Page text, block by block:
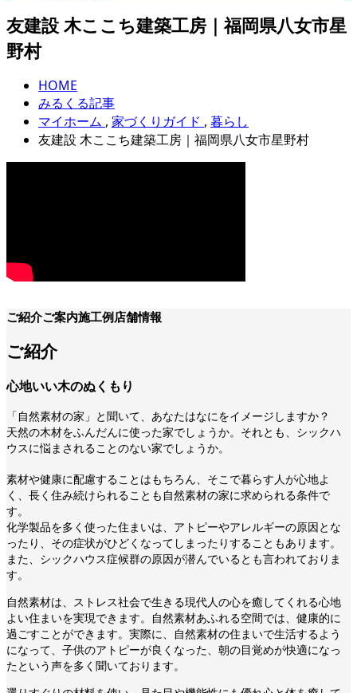
友建設 木ここち建築工房｜福岡県八女市星
野村
HOME
みるくる記事
マイホーム , 家づくりガイド , 暮らし
友建設 木ここち建築工房｜福岡県八女市星野村
ご紹介ご案内施工例店舗情報
ご紹介
心地いい木のぬくもり
「自然素材の家」と聞いて、あなたはなにをイメージしますか？
天然の木材をふんだんに使った家でしょうか。それとも、シックハ
ウスに悩まされることのない家でしょうか。
素材や健康に配慮することはもちろん、そこで暮らす人が心地よ
く、長く住み続けられることも自然素材の家に求められる条件で
す。
化学製品を多く使った住まいは、アトピーやアレルギーの原因とな
ったり、その症状がひどくなってしまったりすることもあります。
また、シックハウス症候群の原因が潜んでいるとも言われておりま
す。
自然素材は、ストレス社会で生きる現代人の心を癒してくれる心地
よい住まいを実現できます。自然素材あふれる空間では、健康的に
過ごすことができます。実際に、自然素材の住まいで生活するよう
になって、子供のアトピーが良くなった、朝の目覚めが快適になっ
たという声を多く聞いております。